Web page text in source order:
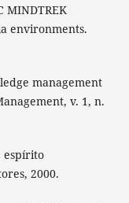
MINDTREK
environments.
management
v. 1, n.
espírito
2000.